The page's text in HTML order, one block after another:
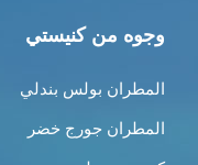
وجوه من كنيستي
المطران بولس بندلي
المطران جورج خضر